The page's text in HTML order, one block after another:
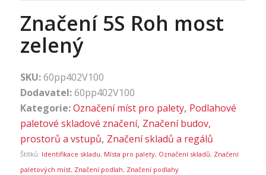
Značení 5S Roh most
zelený
SKU:60pp402V100
Dodavatel:60pp402V100
Kategorie:Označení míst pro palety, Podlahové
paletové skladové značení, Značení budov,
prostorů a vstupů, Značení skladů a regálů
Štítků: Identifikace skladu, Místa pro palety, Označení skladů, Značení
paletových míst, Značení podlah, Značení podlahy